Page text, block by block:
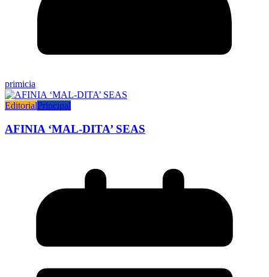
primicia
EditorialPrincipal
AFINIA ‘MAL-DITA’ SEAS